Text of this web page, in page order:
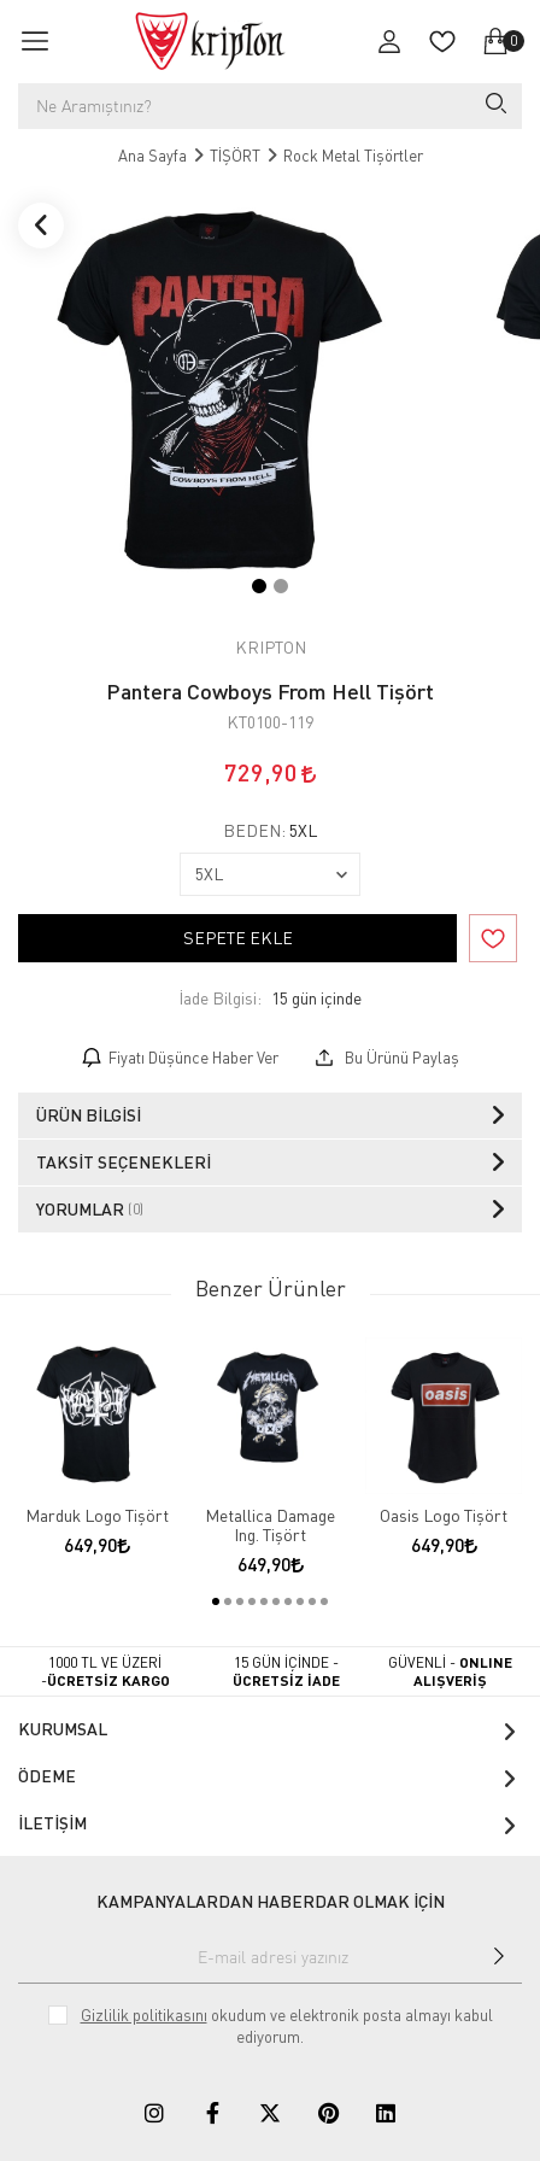
0
Ana Sayfa TİŞÖRT Rock Metal Tişörtler
KRIPTON
Pantera Cowboys From Hell Tişört
KT0100-119
729,90
BEDEN: 5XL
SEPETE EKLE
İade Bilgisi:
Fiyatı Düşünce Haber Ver Bu Ürünü Paylaş
ÜRÜN BILGISI
TAKSIT SEÇENEKLERI
YORUMLAR (0)
Benzer Ürünler
Marduk Logo Tişört
649,90
Metallica Damage
Ing. Tişört
649,90
Oasis Logo Tişört
649,90
1000 TL VE ÜZERİ
-ÜCRETSİZ KARGO
15 GÜN İÇİNDE -
ÜCRETSİZ İADE
GÜVENLİ - ONLINE
ALIŞVERİŞ
KURUMSAL
ÖDEME
İLETİŞİM
KAMPANYALARDAN HABERDAR OLMAK İÇİN
Gizlilik politikasını okudum ve elektronik posta almayı kabul
ediyorum.